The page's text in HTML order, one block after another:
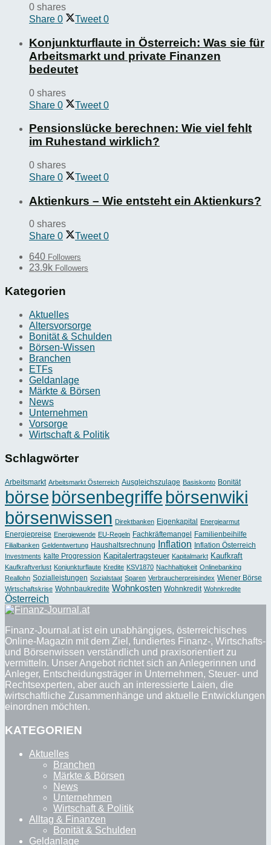
0 shares
Share 0 Tweet 0
Konjunkturflaute in Österreich: Was sie für
Arbeitsmarkt und private Finanzen
bedeutet
0 shares
Share 0 Tweet 0
Pensionslücke berechnen: Wie viel fehlt
im Ruhestand wirklich?
0 shares
Share 0 Tweet 0
Aktienkurs – Wie entsteht ein Aktienkurs?
0 shares
Share 0 Tweet 0
640 Followers
23.9k Followers
Kategorien
Aktuelles
Altersvorsorge
Bonität & Schulden
Börsen-Wissen
Branchen
ETFs
Geldanlage
Märkte & Börsen
News
Unternehmen
Vorsorge
Wirtschaft & Politik
Schlagwörter
Arbeitsmarkt Arbeitsmarkt Österreich Ausgleichszulage Basiskonto Bonität
börse börsenbegriffe börsenwiki
börsenwissen Direktbanken Eigenkapital Energiearmut
Energiepreise Energiewende EU-Regeln Fachkräftemangel Familienbeihilfe
Filialbanken Geldentwertung Haushaltsrechnung Inflation Inflation Österreich
Investments kalte Progression Kapitalertragsteuer Kapitalmarkt Kaufkraft
Kaufkraftverlust Konjunkturflaute Kredite KSV1870 Nachhaltigkeit Onlinebanking
Reallohn Sozialleistungen Sozialstaat Sparen Verbraucherpreisindex Wiener Börse
Wirtschaftskrise Wohnbaukredite Wohnkosten Wohnkredit Wohnkredite
Österreich
Finanz-Journal.at ist ein unabhängiges, österreichisches
Online-Magazin mit dem Ziel, fundiertes Finanz-, Wirtschafts-
und Börsenwissen verständlich und praxisorientiert zu
vermitteln. Unser Angebot richtet sich an Anlegerinnen und
Anleger, Entscheidungsträger in Unternehmen, Steuer- und
Rechtsexperten, aber auch an interessierte Laien, die
wirtschaftliche Zusammenhänge und aktuelle Entwicklungen
einordnen möchten.
KATEGORIEN
Aktuelles
Branchen
Märkte & Börsen
News
Unternehmen
Wirtschaft & Politik
Alltag & Finanzen
Bonität & Schulden
Geldanlage